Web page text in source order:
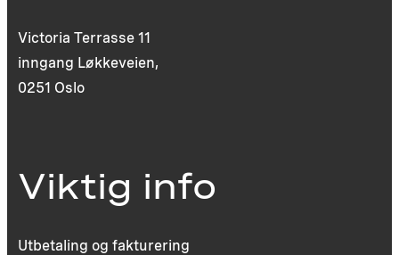
Victoria Terrasse 11
inngang Løkkeveien,
0251 Oslo
Viktig info
Utbetaling og fakturering